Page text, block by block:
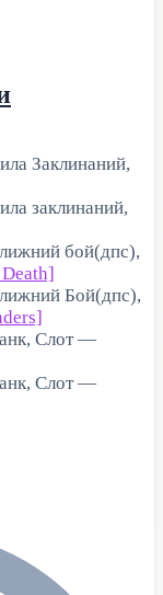
Заклинаний,
заклинаний,
бой(дпс),
Бой(дпс),
Слот —
Слот —